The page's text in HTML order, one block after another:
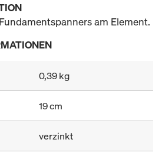
am Element.
0,39 kg
19 cm
verzinkt